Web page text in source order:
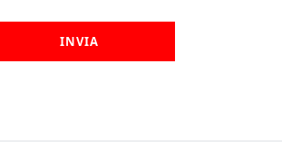
INVIA